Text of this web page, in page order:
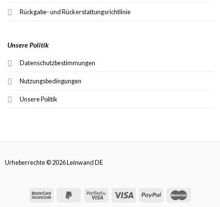
Rückgabe- und Rückerstattungsrichtlinie
Unsere Politik
Datenschutzbestimmungen
Nutzungsbedingungen
Unsere Politik
Urheberrechte © 2026 Leinwand DE